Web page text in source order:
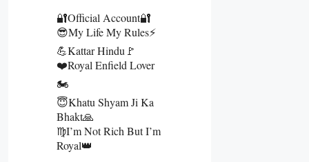
🔐Official Account🔐
😎My Life My Rules⚡
💪Kattar Hindu🚩
❤️Royal Enfield Lover
🏍️
😇Khatu Shyam Ji Ka
Bhakt🙏
♍I’m Not Rich But I’m
Royal👑